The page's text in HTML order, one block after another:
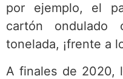
por ejemplo, el
cartón ondulado
tonelada, ¡frente a
A finales de 2020,